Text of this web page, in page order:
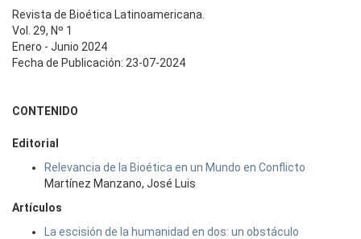
Revista de Bioética Latinoamericana.
Vol. 29, Nº 1
Enero - Junio 2024
Fecha de Publicación: 23-07-2024
CONTENIDO
Editorial
Relevancia de la Bioética en un Mundo en Conflicto
Martínez Manzano, José Luis
Artículos
La escisión de la humanidad en dos: un obstáculo